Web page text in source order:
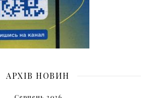
АРХІВ НОВИН